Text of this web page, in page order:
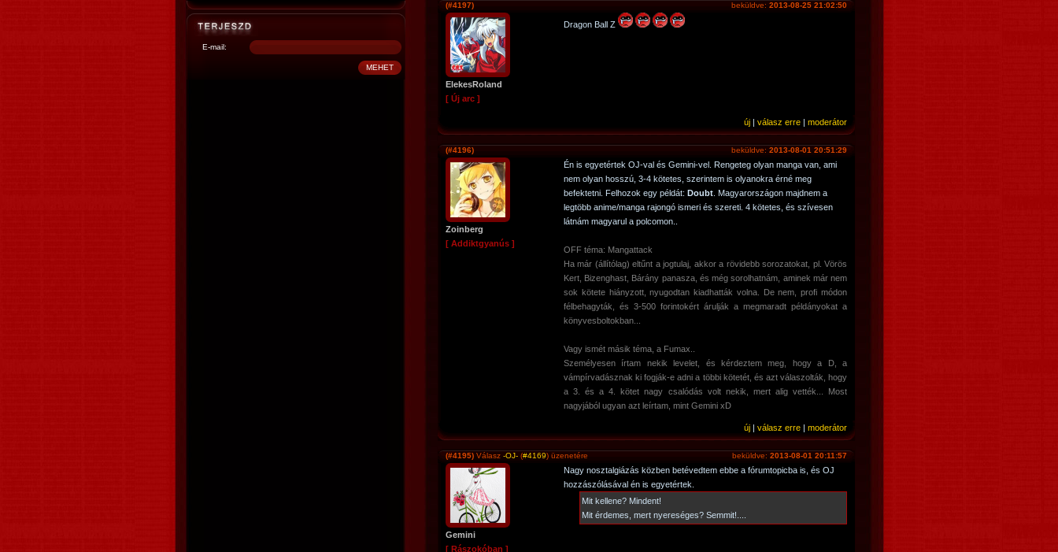
E-mail:
beküldve: 2013-08-25 21:02:50
(#4197)
ElekesRoland
[ Új arc ]
Dragon Ball Z
új | válasz erre | moderátor
beküldve: 2013-08-01 20:51:29
(#4196)
Zoinberg
[ Addiktgyanús ]
Én is egyetértek OJ-val és Gemini-vel. Rengeteg olyan manga van, ami
nem olyan hosszú, 3-4 kötetes, szerintem is olyanokra érné meg
befektetni. Felhozok egy példát: Doubt . Magyarországon majdnem a
legtöbb anime/manga rajongó ismeri és szereti. 4 kötetes, és szívesen
látnám magyarul a polcomon..
OFF téma: Mangattack
Ha már (állítólag) eltűnt a jogtulaj, akkor a rövidebb sorozatokat, pl. Vörös
Kert, Bizenghast, Bárány panasza, és még sorolhatnám, aminek már nem
sok kötete hiányzott, nyugodtan kiadhatták volna. De nem, profi módon
félbehagyták, és 3-500 forintokért árulják a megmaradt példányokat a
könyvesboltokban...
Vagy ismét másik téma, a Fumax..
Személyesen írtam nekik levelet, és kérdeztem meg, hogy a D, a
vámpírvadásznak ki fogják-e adni a többi kötetét, és azt válaszolták, hogy
a 3. és a 4. kötet nagy csalódás volt nekik, mert alig vették... Most
nagyjából ugyan azt leírtam, mint Gemini xD
új | válasz erre | moderátor
beküldve: 2013-08-01 20:11:57
(#4195) Válasz -OJ- (#4169) üzenetére
Gemini
[ Rászokóban ]
Nagy nosztalgiázás közben betévedtem ebbe a fórumtopicba is, és OJ
hozzászólásával én is egyetértek.
Mit kellene? Mindent!
Mit érdemes, mert nyereséges? Semmit!....